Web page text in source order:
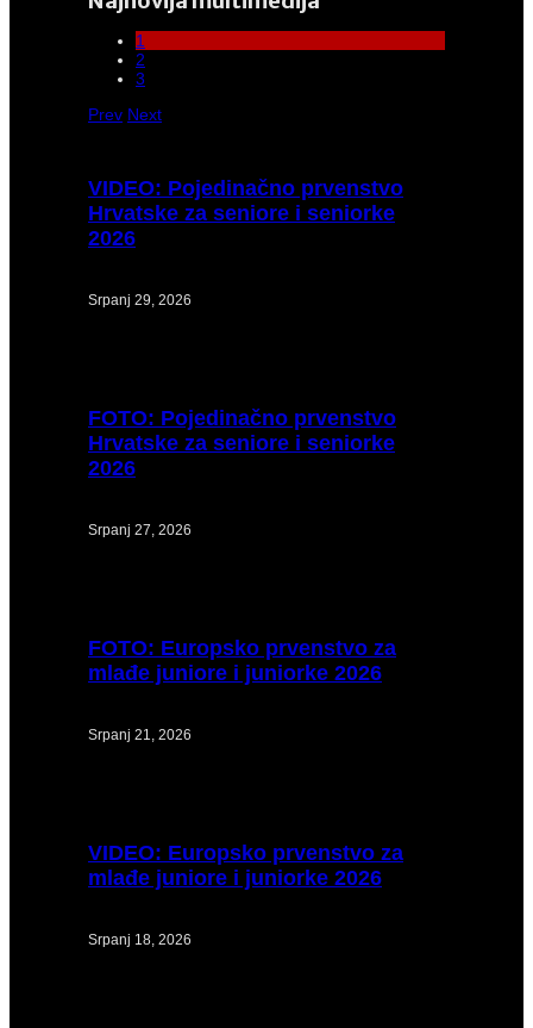
1
2
3
Prev Next
VIDEO: Pojedinačno prvenstvo
Hrvatske za seniore i seniorke
2026
Srpanj 29, 2026
FOTO: Pojedinačno prvenstvo
Hrvatske za seniore i seniorke
2026
Srpanj 27, 2026
FOTO: Europsko prvenstvo za
mlađe juniore i juniorke 2026
Srpanj 21, 2026
VIDEO: Europsko prvenstvo za
mlađe juniore i juniorke 2026
Srpanj 18, 2026